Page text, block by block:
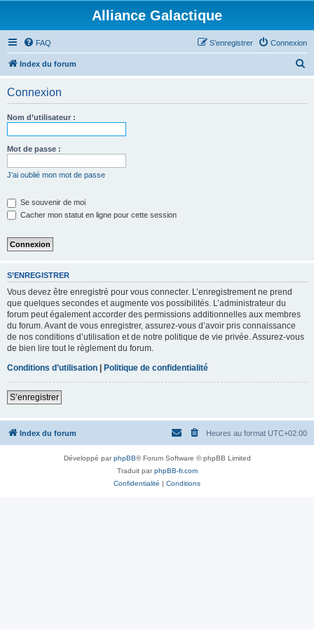
Alliance Galactique
FAQ Connexion
S’enregistrer
Index du forum
Connexion
Nom d’utilisateur :
Mot de passe :
J’ai oublié mon mot de passe
Se souvenir de moi
Cacher mon statut en ligne pour cette session
S’ENREGISTRER
Vous devez être enregistré pour vous connecter. L’enregistrement ne prend
que quelques secondes et augmente vos possibilités. L’administrateur du
forum peut également accorder des permissions additionnelles aux membres
du forum. Avant de vous enregistrer, assurez-vous d’avoir pris connaissance
de nos conditions d’utilisation et de notre politique de vie privée. Assurez-vous
de bien lire tout le règlement du forum.
Conditions d’utilisation | Politique de confidentialité
S’enregistrer
Index du forum Heures au format UTC+02:00
Développé parphpBB® Forum Software © phpBB Limited
Traduit parphpBB-fr.com
Confidentialité | Conditions